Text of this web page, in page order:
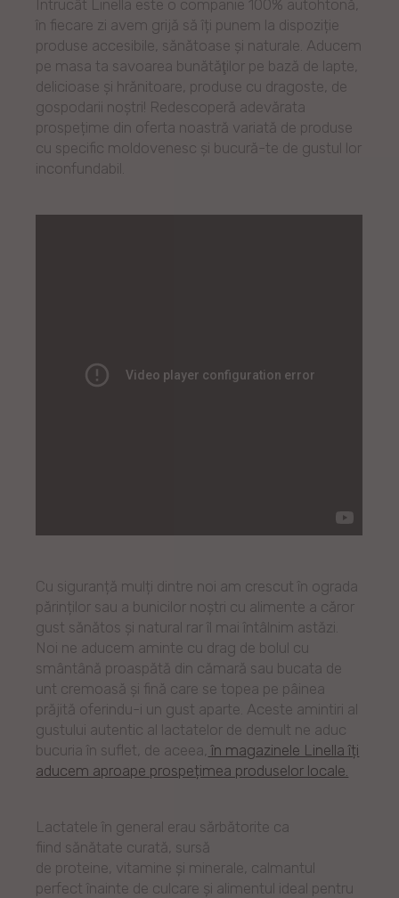
Întrucât Linella este o companie 100% autohtonă,
în fiecare zi avem grijă să îți punem la dispoziție
produse accesibile, sănătoase și naturale. Aducem
pe masa ta savoarea bunătăţilor pe bază de lapte,
delicioase și hrănitoare, produse cu dragoste, de
gospodarii noștri! Redescoperă adevărata
prospețime din oferta noastră variată de produse
cu specific moldovenesc și bucură-te de gustul lor
inconfundabil.
Cu siguranță mulți dintre noi am crescut în ograda
părinților sau a bunicilor noștri cu alimente a căror
gust sănătos și natural rar îl mai întâlnim astăzi.
Noi ne aducem aminte cu drag de bolul cu
smântână proaspătă din cămară sau bucata de
unt cremoasă și fină care se topea pe pâinea
prăjită oferindu-i un gust aparte. Aceste amintiri al
gustului autentic al lactatelor de demult ne aduc
bucuria în suflet, de aceea, în magazinele Linella îți
aducem aproape prospețimea produselor locale.
Lactatele în general erau sărbătorite ca
fiind sănătate curată, sursă
de proteine, vitamine și minerale, calmantul
perfect înainte de culcare și alimentul ideal pentru